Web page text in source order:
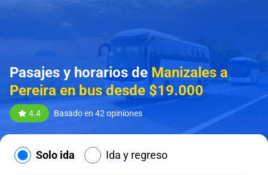
Pasajes y horarios de Manizales a
Pereira en bus desde $19.000
4.4 Basado en 42 opiniones
Solo ida Ida y regreso